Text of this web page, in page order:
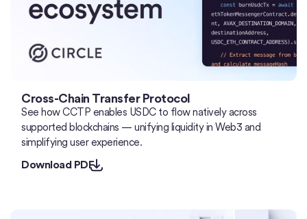
Cross-Chain Transfer Protocol
See how CCTP enables USDC to flow natively across
supported blockchains — unifying liquidity in Web3 and
simplifying user experience.
Download PDF